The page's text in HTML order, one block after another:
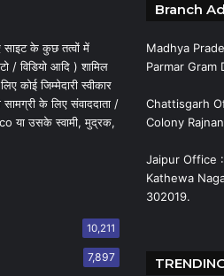
साइट के कुछ तत्वों में
/ विडियो आदि ) शामिल
कोई जिम्मेदारी स्वीकार
के लिए संवाददाता /
या उसके स्वामी, मुद्रक,
10,211
7,897
Branch
Madhya
Parmar
Chattisgarh
Colony
Jaipur Office
Kathewa
302019.